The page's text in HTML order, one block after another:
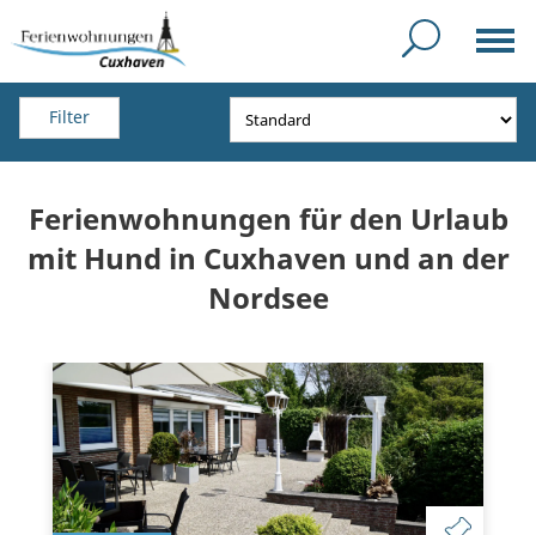
Filter
Ferienwohnungen für den Urlaub
mit Hund in Cuxhaven und an der
Nordsee